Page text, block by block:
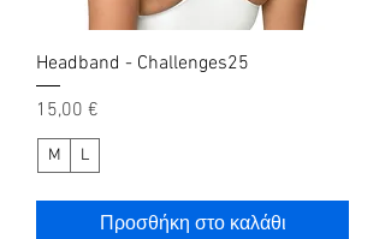
Headband - Challenges25
Τιμή
15,00 €
M L
Προσθήκη στο καλάθι